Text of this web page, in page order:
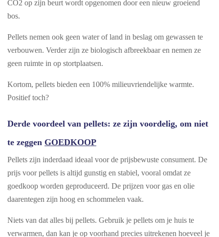
CO2 op zijn beurt wordt opgenomen door een nieuw groeiend
bos.
Pellets nemen ook geen water of land in beslag om gewassen te
verbouwen. Verder zijn ze biologisch afbreekbaar en nemen ze
geen ruimte in op stortplaatsen.
Kortom, pellets bieden een 100% milieuvriendelijke warmte.
Positief toch?
Derde voordeel van pellets: ze zijn voordelig, om niet
te zeggen GOEDKOOP
Pellets zijn inderdaad ideaal voor de prijsbewuste consument. De
prijs voor pellets is altijd gunstig en stabiel, vooral omdat ze
goedkoop worden geproduceerd. De prijzen voor gas en olie
daarentegen zijn hoog en schommelen vaak.
Niets van dat alles bij pellets. Gebruik je pellets om je huis te
verwarmen, dan kan je op voorhand precies uitrekenen hoeveel je